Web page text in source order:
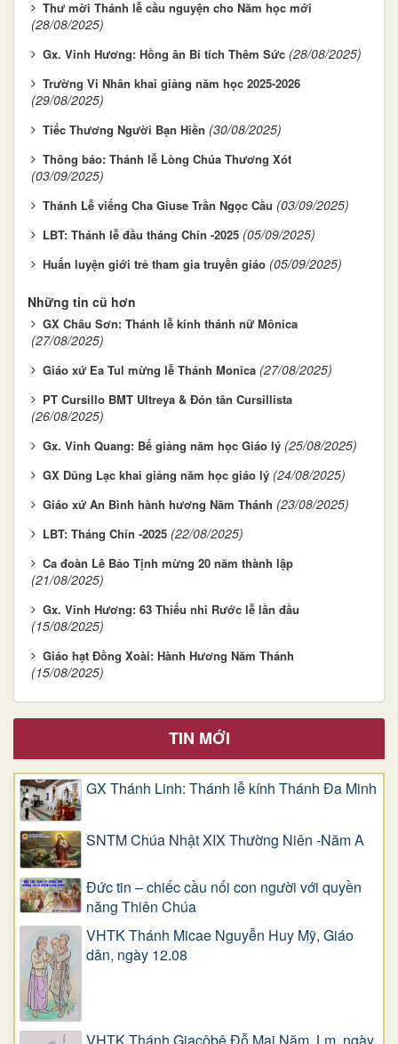
Thư mời Thánh lễ cầu nguyện cho Năm học mới
(28/08/2025)
Gx. Vinh Hương: Hồng ân Bí tích Thêm Sức (28/08/2025)
Trường Vi Nhân khai giảng năm học 2025-2026
(29/08/2025)
Tiếc Thương Người Bạn Hiền (30/08/2025)
Thông báo: Thánh lễ Lòng Chúa Thương Xót
(03/09/2025)
Thánh Lễ viếng Cha Giuse Trần Ngọc Cầu (03/09/2025)
LBT: Thánh lễ đầu tháng Chín -2025 (05/09/2025)
Huấn luyện giới trẻ tham gia truyền giáo (05/09/2025)
Những tin cũ hơn
GX Châu Sơn: Thánh lễ kính thánh nữ Mônica
(27/08/2025)
Giáo xứ Ea Tul mừng lễ Thánh Monica (27/08/2025)
PT Cursillo BMT Ultreya & Đón tân Cursillista
(26/08/2025)
Gx. Vinh Quang: Bế giảng năm học Giáo lý (25/08/2025)
GX Dũng Lạc khai giảng năm học giáo lý (24/08/2025)
Giáo xứ An Bình hành hương Năm Thánh (23/08/2025)
LBT: Tháng Chín -2025 (22/08/2025)
Ca đoàn Lê Bảo Tịnh mừng 20 năm thành lập
(21/08/2025)
Gx. Vinh Hương: 63 Thiếu nhi Rước lễ lần đầu
(15/08/2025)
Giáo hạt Đồng Xoài: Hành Hương Năm Thánh
(15/08/2025)
TIN MỚI
GX Thánh Linh: Thánh lễ kính Thánh Đa Minh
SNTM Chúa Nhật XIX Thường Niên -Năm A
Đức tin – chiếc cầu nối con người với quyền
năng Thiên Chúa
VHTK Thánh Micae Nguyễn Huy Mỹ, Giáo
dân, ngày 12.08
VHTK Thánh Giacôbê Ðỗ Mai Năm, Lm, ngày